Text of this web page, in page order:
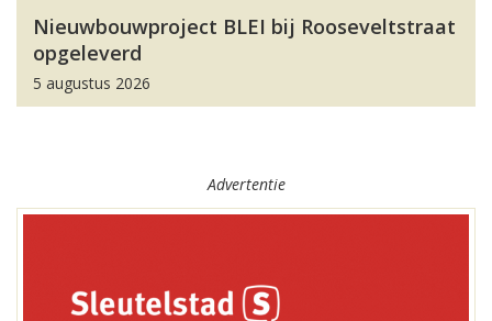
Nieuwbouwproject BLEI bij Rooseveltstraat
opgeleverd
5 augustus 2026
Advertentie